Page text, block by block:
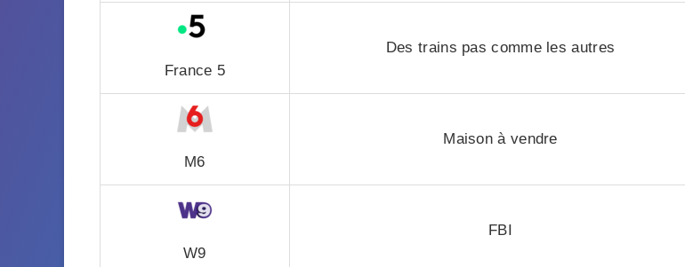
France 5
Des trains pas comme les autres
M6
Maison à vendre
W9
FBI